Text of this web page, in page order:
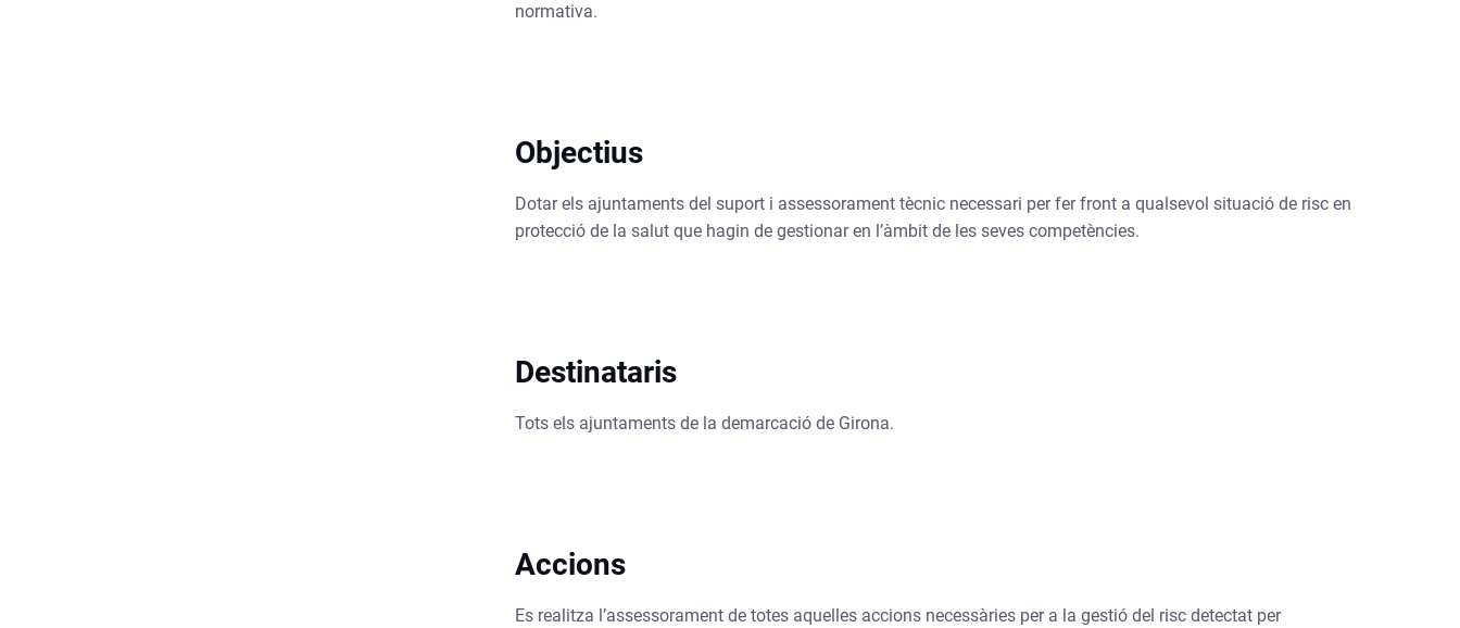
normativa.
Objectius
Dotar els ajuntaments del suport i assessorament tècnic necessari per fer front a qualsevol situació de risc en
protecció de la salut que hagin de gestionar en l’àmbit de les seves competències.
Destinataris
Tots els ajuntaments de la demarcació de Girona.
Accions
Es realitza l’assessorament de totes aquelles accions necessàries per a la gestió del risc detectat per